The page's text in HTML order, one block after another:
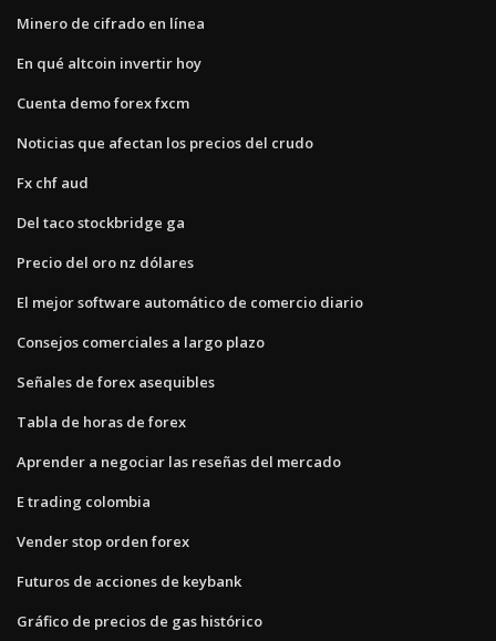
Minero de cifrado en línea
En qué altcoin invertir hoy
Cuenta demo forex fxcm
Noticias que afectan los precios del crudo
Fx chf aud
Del taco stockbridge ga
Precio del oro nz dólares
El mejor software automático de comercio diario
Consejos comerciales a largo plazo
Señales de forex asequibles
Tabla de horas de forex
Aprender a negociar las reseñas del mercado
E trading colombia
Vender stop orden forex
Futuros de acciones de keybank
Gráfico de precios de gas histórico